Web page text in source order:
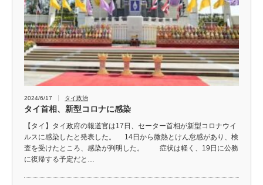
2024/6/17 タイ政治
タイ首相、新型コロナに感染
【タイ】タイ政府の報道官は17日、セーター首相が新型コロナウイ
ルスに感染したと発表した。 14日から微熱とけん怠感があり、検
査を受けたところ、感染が判明した。 症状は軽く、19日に公務
に復帰する予定だと…